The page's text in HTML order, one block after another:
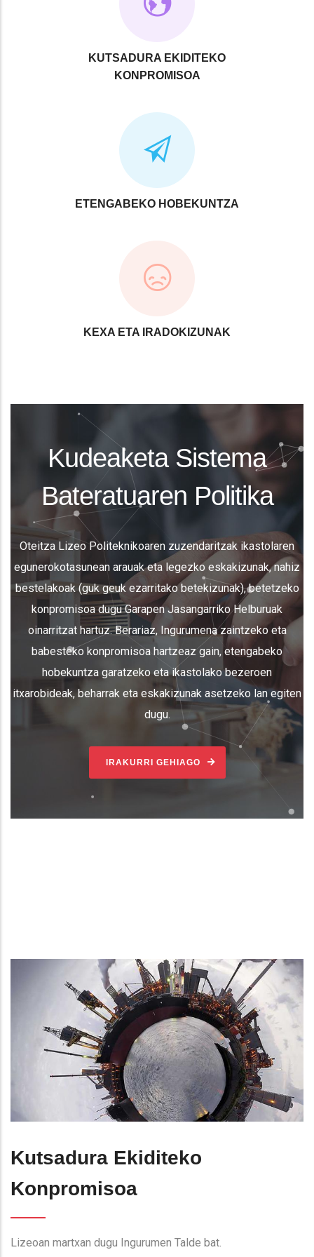
KUTSADURA EKIDITEKO
KONPROMISOA
ETENGABEKO HOBEKUNTZA
KEXA ETA IRADOKIZUNAK
Kudeaketa Sistema
Bateratuaren Politika
Oteitza Lizeo Politeknikoaren zuzendaritzak ikastolaren
egunerokotasunean arauak eta legezko eskakizunak, nahiz
bestelakoak (guk geuk ezarritako betekizunak), betetzeko
konpromisoa dugu Garapen Jasangarriko Helburuak
oinarritzat hartuz. Berariaz, Ingurumena zaintzeko eta
babesteko konpromisoa hartzeaz gain, etengabeko
hobekuntza garatzeko eta ikastolako bezeroen
itxarobideak, beharrak eta eskakizunak asetzeko lan egiten
dugu.
IRAKURRI GEHIAGO
Kutsadura Ekiditeko
Konpromisoa
Lizeoan martxan dugu Ingurumen Talde bat.